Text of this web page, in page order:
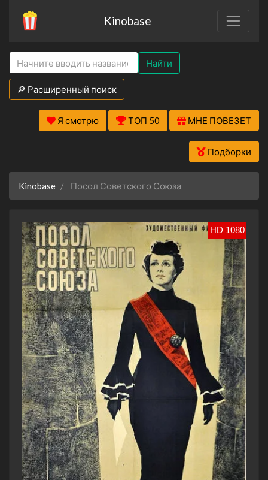
Kinobase
Найти
🔎 Расширенный поиск
Я смотрю ТОП 50 МНЕ ПОВЕЗЕТ
Подборки
Kinobase Посол Советского Союза
HD 1080